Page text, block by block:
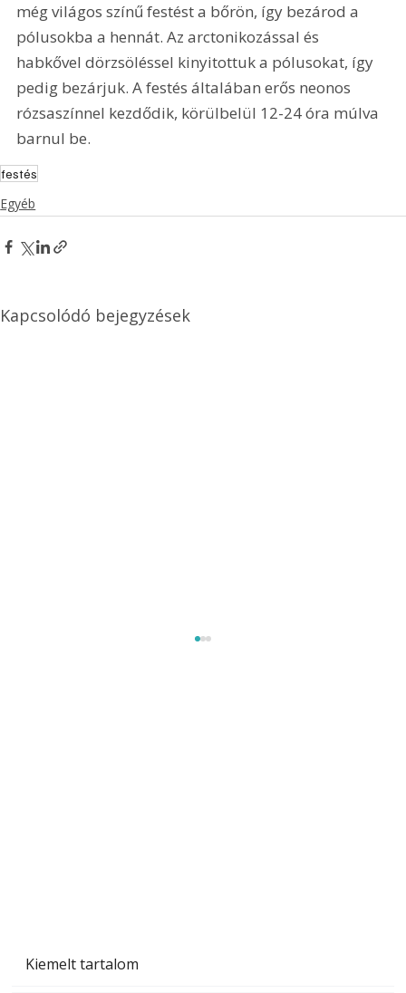
Kiemelt tartalom
még világos színű festést a bőrön, így bezárod a
pólusokba a hennát. Az arctonikozással és
habkővel dörzsöléssel kinyitottuk a pólusokat, így
pedig bezárjuk. A festés általában erős neonos
rózsaszínnel kezdődik, körülbelül 12-24 óra múlva
barnul be.
festés
Egyéb
Kapcsolódó bejegyzések